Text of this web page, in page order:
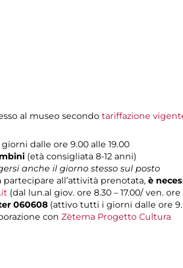
al museo secondo tariffazione
dalle ore 9.00 alle 19.00
(età consigliata 8-12 anni)
anche il giorno stesso sul posto
all’attività prenotata, è
(dal lun.al giov. ore 8.30 – 17.00/ ven. ore
060608 (attivo tutti i giorni dalle ore
con Zètema Progetto Cultura